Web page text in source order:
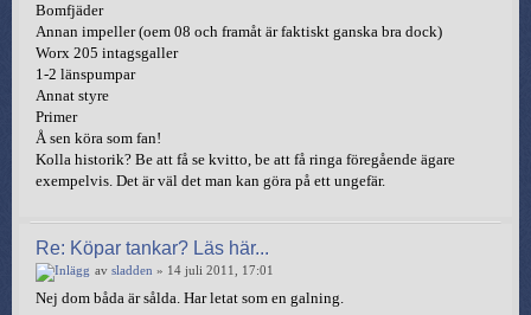
Bomfjäder
Annan impeller (oem 08 och framåt är faktiskt ganska bra dock)
Worx 205 intagsgaller
1-2 länspumpar
Annat styre
Primer
Å sen köra som fan!
Kolla historik? Be att få se kvitto, be att få ringa föregående ägare
exempelvis. Det är väl det man kan göra på ett ungefär.
Re: Köpar tankar? Läs här...
av sladden » 14 juli 2011, 17:01
Nej dom båda är sålda. Har letat som en galning.